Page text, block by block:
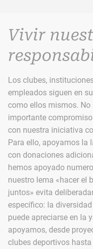
Vivir
Los clubes,
empleados siguen en
como ellos mismos. No
importante
con nuestra iniciativa
Para ello, apoyamos la
con donaciones
hemos apoyado
nuestro lema «hacer el
juntos» evita
específico: la
puede apreciarse en la
apoyamos, desde
clubes deportivos